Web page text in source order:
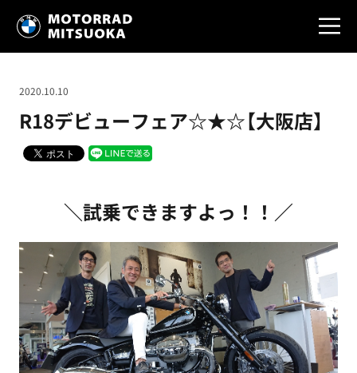
R18デビューフェア☆★☆【大阪店】
2020.10.10
＼試乗できますよっ！！／